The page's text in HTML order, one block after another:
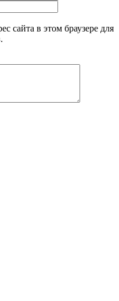
сайта в этом браузере для